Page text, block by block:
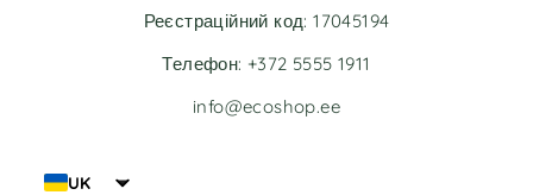
UK
Реєстраційний код: 17045194
Телефон: +372 5555 1911
info@ecoshop.ee